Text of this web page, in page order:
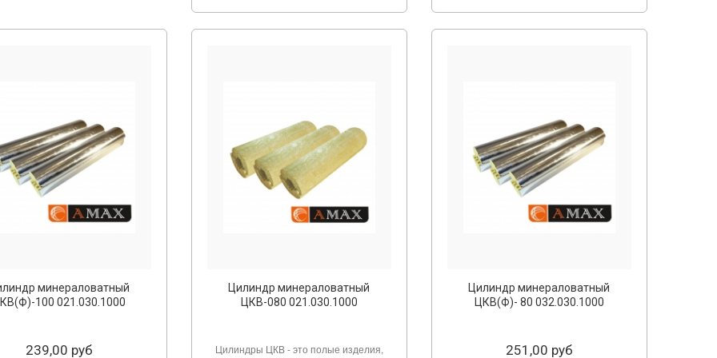
минераловатный
100 021.030.1000
239,00 руб
Цилиндр минераловатный
ЦКВ-080 021.030.1000
Цилиндры ЦКВ - это полые изделия,
Цилиндр минераловатный
ЦКВ(Ф)- 80 032.030.1000
251,00 руб